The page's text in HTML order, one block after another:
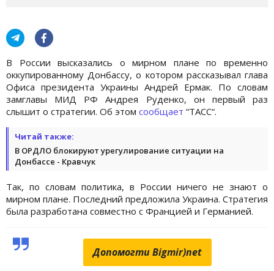
В России высказались о мирном плане по временно
оккупированному Донбассу, о котором рассказывал глава
Офиса президента Украины Андрей Ермак. По словам
замглавы МИД РФ Андрея Руденко, он первый раз
слышит о стратегии. Об этом сообщает “ТАСС“.
Читай также:
В ОРДЛО блокируют урегулирование ситуации на
Донбассе - Кравчук
Так, по словам политика, в России ничего не знают о
мирном плане. Последний предложила Украина. Стратегия
была разработана совместно с Францией и Германией.
Допомогти Bigmir)net